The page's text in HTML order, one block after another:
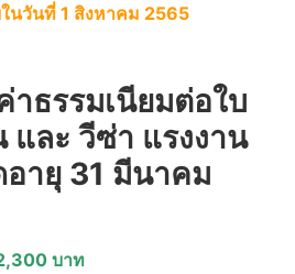
นวันที่ 1 สิงหาคม 2565
าธรรมเนียมต่อใบ
ละ วีซ่า แรงงาน
ายุ 31 มีนาคม
บาท